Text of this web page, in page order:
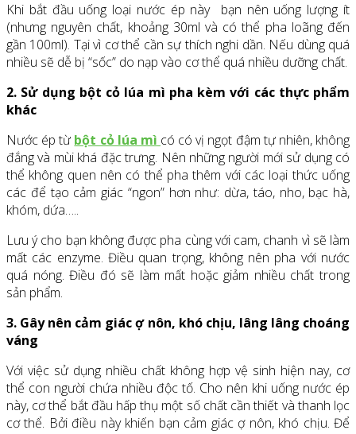
Khi bắt đầu uống loại nước ép này bạn nên uống lượng ít
(nhưng nguyên chất, khoảng 30ml và có thể pha loãng đến
gần 100ml). Tại vì cơ thể cần sự thích nghi dần. Nếu dùng quá
nhiều sẽ dễ bị “sốc” do nạp vào cơ thể quá nhiều dưỡng chất.
2. Sử dụng bột cỏ lúa mì pha kèm với các thực phẩm
khác
Nước ép từ bột cỏ lúa mì có có vị ngọt đậm tự nhiên, không
đắng và mùi khá đặc trưng. Nên những người mới sử dụng có
thể không quen nên có thể pha thêm với các loại thức uống
các để tạo cảm giác “ngon” hơn như: dừa, táo, nho, bạc hà,
khóm, dứa…..
Lưu ý cho bạn không được pha cùng với cam, chanh vì sẽ làm
mất các enzyme. Điều quan trọng, không nên pha với nước
quá nóng. Điều đó sẽ làm mất hoặc giảm nhiều chất trong
sản phẩm.
3. Gây nên cảm giác ợ nôn, khó chịu, lâng lâng choáng
váng
Với việc sử dụng nhiều chất không hợp vệ sinh hiện nay, cơ
thể con người chứa nhiều độc tố. Cho nên khi uống nước ép
này, cơ thể bắt đầu hấp thụ một số chất cần thiết và thanh lọc
cơ thể. Bởi điều này khiến bạn cảm giác ợ nôn, khó chịu. Để